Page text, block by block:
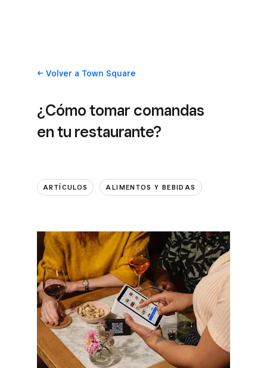
Volvera Town Square
¿Cómo tomar comandas
en tu restaurante?
ARTÍCULOS ALIMENTOS Y BEBIDAS